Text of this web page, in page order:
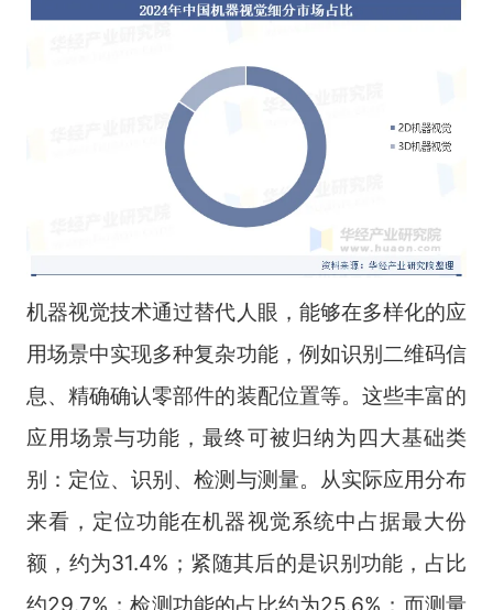
机器视觉技术通过替代人眼，能够在多样化的应
用场景中实现多种复杂功能，例如识别二维码信
息、精确确认零部件的装配位置等。这些丰富的
应用场景与功能，最终可被归纳为四大基础类
别：定位、识别、检测与测量。从实际应用分布
来看，定位功能在机器视觉系统中占据最大份
额，约为31.4%；紧随其后的是识别功能，占比
约29.7%；检测功能的占比约为25.6%；而测量